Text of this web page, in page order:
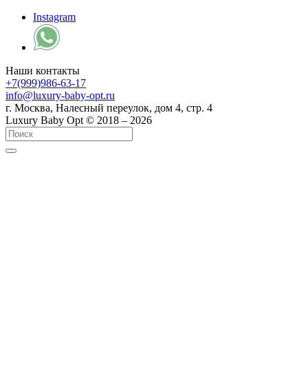
Instagram
Наши контакты
+7(999)986-63-17
info@luxury-baby-opt.ru
г. Москва, Налесный переулок, дом 4, стр. 4
Luxury Baby Opt © 2018 – 2026